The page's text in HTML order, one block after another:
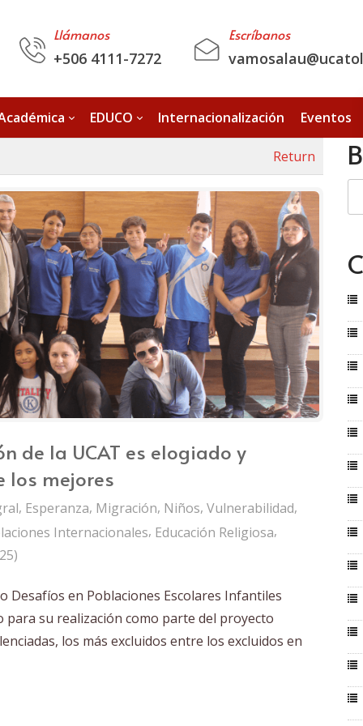
Llámanos
+506 4111-7272
Escríbanos
EDUCO Internacionalización Eventos
Return
de la UCAT es elogiado y
los mejores
, Esperanza, Migración, Niños, Vulnerabilidad,
Internacionales, Educación Religiosa,
Desafíos en Poblaciones Escolares Infantiles
su realización como parte del proyecto
los más excluidos entre los excluidos en